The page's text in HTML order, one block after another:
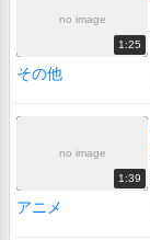
no image
1:25
その他
no image
1:39
アニメ